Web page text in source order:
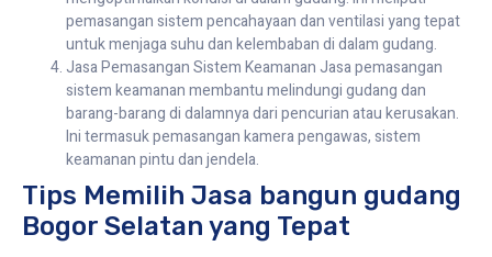
pemasangan sistem pencahayaan dan ventilasi yang tepat
untuk menjaga suhu dan kelembaban di dalam gudang.
Jasa Pemasangan Sistem Keamanan Jasa pemasangan
sistem keamanan membantu melindungi gudang dan
barang-barang di dalamnya dari pencurian atau kerusakan.
Ini termasuk pemasangan kamera pengawas, sistem
keamanan pintu dan jendela.
Tips Memilih Jasa bangun gudang
Bogor Selatan yang Tepat